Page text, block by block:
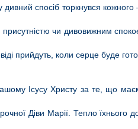
дивний спосіб торкнувся
чи дивовижним
прийдуть, коли серце буде
Ісусу Христу за те, що
Діви Марії. Тепло їхнього